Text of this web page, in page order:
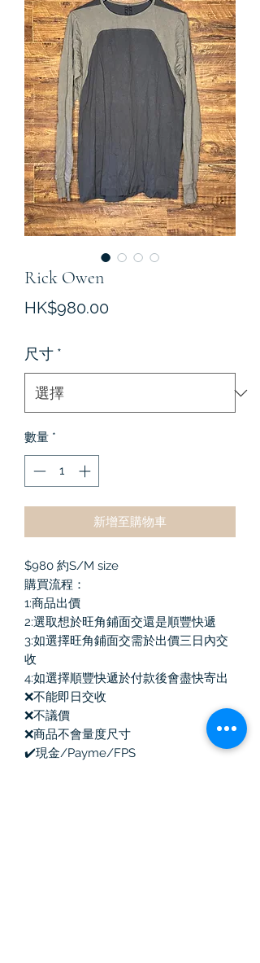
Rick Owen
HK$980.00價
尺寸 *
數量 *
新增至購物車
$980 約S/M size
購買流程：
1:商品出價
2:選取想於旺角鋪面交還是順豐快遞
3:如選擇旺角鋪面交需於出價三日內交
收
4:如選擇順豐快遞於付款後會盡快寄出
❌不能即日交收
❌不議價
❌商品不會量度尺寸
✔️現金/Payme/FPS